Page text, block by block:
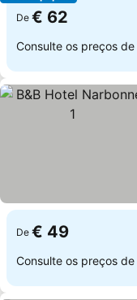
De € 62
Consulte os preços de
De € 49
Consulte os preços de